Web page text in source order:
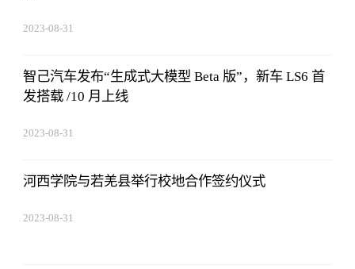
2023-08-31
智己汽车发布“生成式大模型 Beta 版”，新车 LS6 首
发搭载 /10 月上线
2023-08-31
河西学院与若羌县举行校地合作签约仪式
2023-08-31